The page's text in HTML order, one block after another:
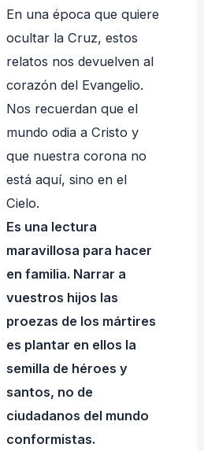
En una época que quiere
ocultar la Cruz, estos
relatos nos devuelven al
corazón del Evangelio.
Nos recuerdan que el
mundo odia a Cristo y
que nuestra corona no
está aquí, sino en el
Cielo.
Es una lectura
maravillosa para hacer
en familia. Narrar a
vuestros hijos las
proezas de los mártires
es plantar en ellos la
semilla de héroes y
santos, no de
ciudadanos del mundo
conformistas.